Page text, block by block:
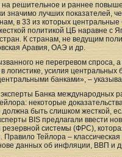
решительное и раннее
значимо лучших показателей,
в 33 из которых
политикой ЦБ наравне с
К странам, не ведущим
Аравия, ОАЭ и др.
не перегревом спроса,
логистике, усилия
банками», –
Банка международных
некоторые
быть слишком жесткой,
BIS предлагали ввести
системы (ФРС),
Тейлора –
данных об инфляции, ВВП и